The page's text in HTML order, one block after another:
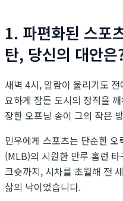
1. 파편화된 스포
탄, 당신의 대안은
새벽 4시, 알람이 울리기도
요하게 잠든 도시의 정적을
장한 오프닝 송이 그의 작은
민우에게 스포츠는 단순한
(MLB)의 시원한 만루 홈런
크슛까지, 시차를 초월해 전
삶의 낙이었습니다.